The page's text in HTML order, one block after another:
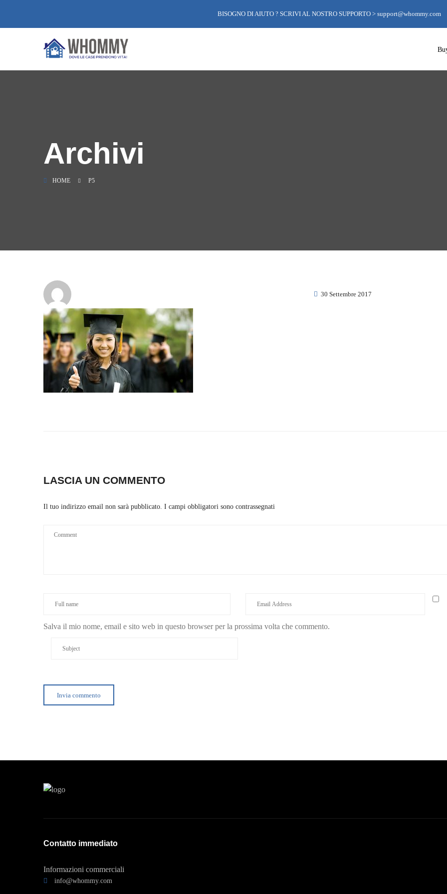
BISOGNO DI AIUTO ? SCRIVI AL NOSTRO SUPPORTO > support@whommy.com
Archivi
HOME P5
30 Settembre 2017
LASCIA UN COMMENTO
Il tuo indirizzo email non sarà pubblicato. I campi obbligatori sono contrassegnati
Salva il mio nome, email e sito web in questo browser per la prossima volta che commento.
Contatto immediato
Informazioni commerciali
info@whommy.com